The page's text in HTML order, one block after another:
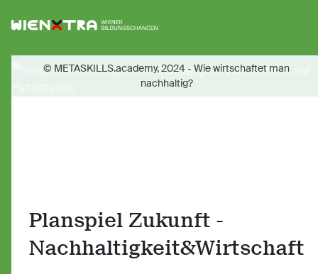
Logo Wiener Bildungschancen
Planspiel Zukunft -
Nachhaltigkeit&Wirtschaft
© METASKILLS.academy, 2024 - Wie wirtschaftet man
nachhaltig?